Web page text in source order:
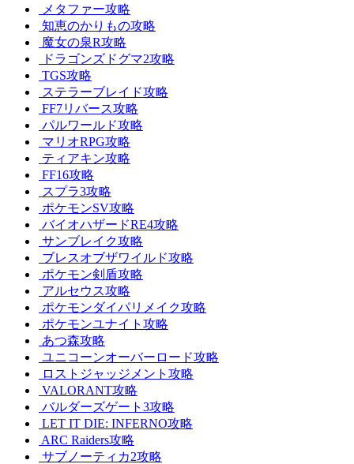
メタファー攻略
知恵のかりもの攻略
魔女の泉R攻略
ドラゴンズドグマ2攻略
TGS攻略
ステラーブレイド攻略
FF7リバース攻略
パルワールド攻略
マリオRPG攻略
ティアキン攻略
FF16攻略
スプラ3攻略
ポケモンSV攻略
バイオハザードRE4攻略
サンブレイク攻略
ブレスオブザワイルド攻略
ポケモン剣盾攻略
アルセウス攻略
ポケモンダイパリメイク攻略
ポケモンユナイト攻略
あつ森攻略
ユニコーンオーバーロード攻略
ロストジャッジメント攻略
VALORANT攻略
バルダーズゲート3攻略
LET IT DIE: INFERNO攻略
ARC Raiders攻略
サブノーティカ2攻略